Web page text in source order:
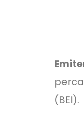
(BEI).